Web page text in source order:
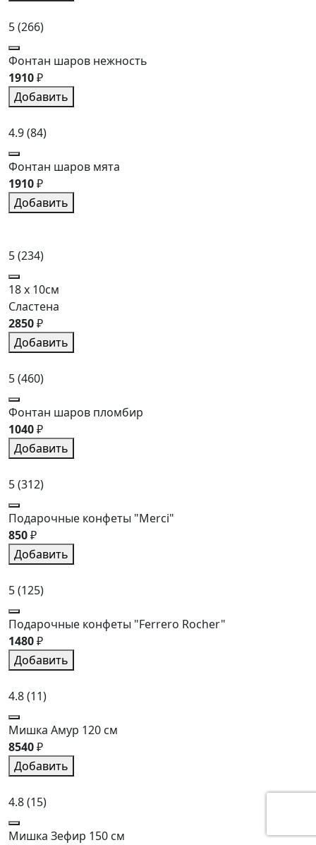
5(266)
Фонтан шаров нежность
1910₽
Добавить
4.9(84)
Фонтан шаров мята
1910₽
Добавить
5(234)
18 x 10см
Сластена
2850₽
Добавить
5(460)
Фонтан шаров пломбир
1040₽
Добавить
5(312)
Подарочные конфеты "Merci"
850₽
Добавить
5(125)
Подарочные конфеты "Ferrero Rocher"
1480₽
Добавить
4.8(11)
Мишка Амур 120 см
8540₽
Добавить
4.8(15)
Мишка Зефир 150 см